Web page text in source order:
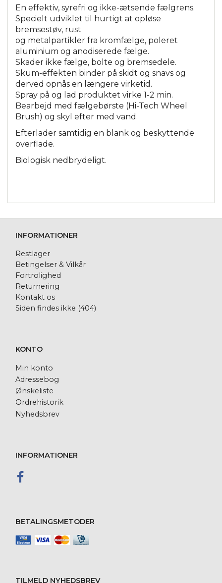
En effektiv, syrefri og ikke-ætsende fælgrens.
Specielt udviklet til hurtigt at opløse
bremsestøv, rust
og metalpartikler fra kromfælge, poleret
aluminium og anodiserede fælge.
Skader ikke fælge, bolte og bremsedele.
Skum-effekten binder på skidt og snavs og
derved opnås en længere virketid.
Spray på og lad produktet virke 1-2 min.
Bearbejd med fælgebørste (Hi-Tech Wheel
Brush) og skyl efter med vand.
Efterlader samtidig en blank og beskyttende
overflade.
Biologisk nedbrydeligt.
INFORMATIONER
Restlager
Betingelser & Vilkår
Fortrolighed
Returnering
Kontakt os
Siden findes ikke (404)
KONTO
Min konto
Adressebog
Ønskeliste
Ordrehistorik
Nyhedsbrev
INFORMATIONER
BETALINGSMETODER
TILMELD NYHEDSBREV